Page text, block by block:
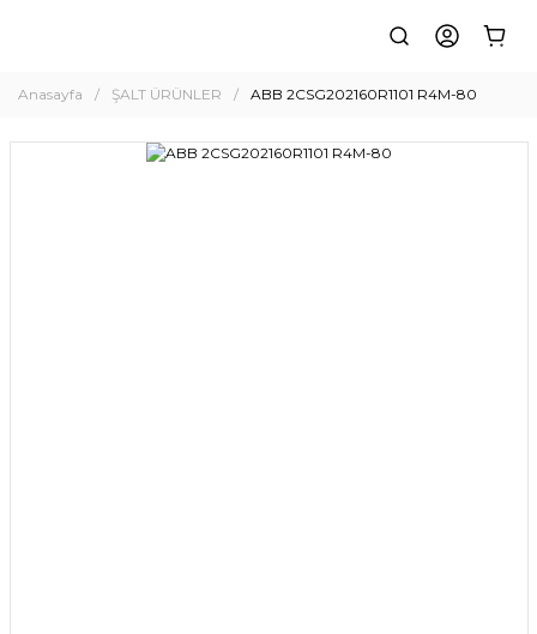
Anasayfa ŞALT ÜRÜNLER ABB 2CSG202160R1101 R4M-80